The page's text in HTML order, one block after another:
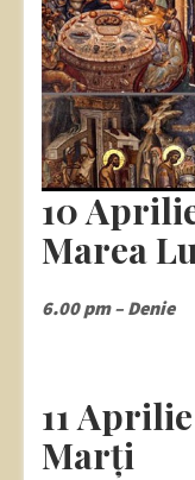
10
Marea
6.00 pm – Denie
11
Marți